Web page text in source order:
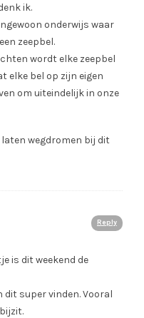
ik.
onderwijs waar
zeepbel.
wordt elke zeepbel
elke bel op zijn eigen
om uiteindelijk in onze
wegdromen bij dit
Reply
is dit weekend de
super vinden. Vooral